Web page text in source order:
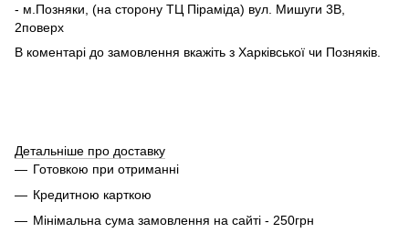
- м.Позняки, (на сторону ТЦ Піраміда) вул. Мишуги 3В,
2поверх
В коментарі до замовлення вкажіть з Харківської чи Позняків.
Детальніше про доставку
Готовкою при отриманні
Кредитною карткою
Мінімальна сума замовлення на сайті - 250грн